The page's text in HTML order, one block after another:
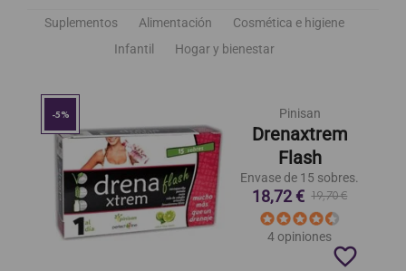
Suplementos Alimentación
Cosmética e higiene
Infantil
Hogar y bienestar
-5% Pinisan
Drenaxtrem
Flash
Envase de 15 sobres.
18,72 € 19,70 €
4 opiniones
favorite_border